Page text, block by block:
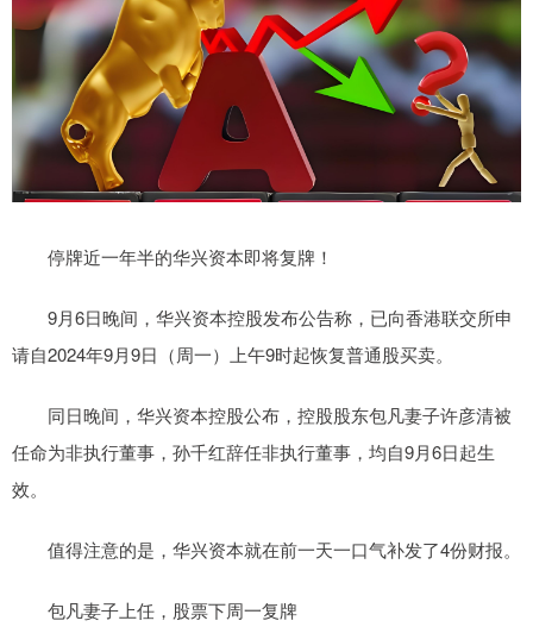
停牌近一年半的华兴资本即将复牌！
9月6日晚间，华兴资本控股发布公告称，已向香港联交所申
请自2024年9月9日（周一）上午9时起恢复普通股买卖。
同日晚间，华兴资本控股公布，控股股东包凡妻子许彦清被
任命为非执行董事，孙千红辞任非执行董事，均自9月6日起生
效。
值得注意的是，华兴资本就在前一天一口气补发了4份财报。
包凡妻子上任，股票下周一复牌